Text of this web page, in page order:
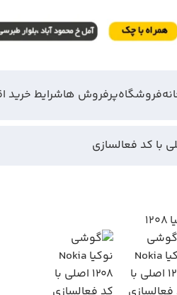
فروشگاهپرفروش هاشرایط خرید